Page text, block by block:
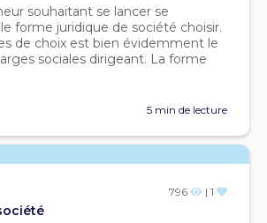
souhaitant se lancer se
forme juridique de société choisir.
de choix est bien évidemment le
sociales dirigeant. La forme
5 min de lecture
796 | 1